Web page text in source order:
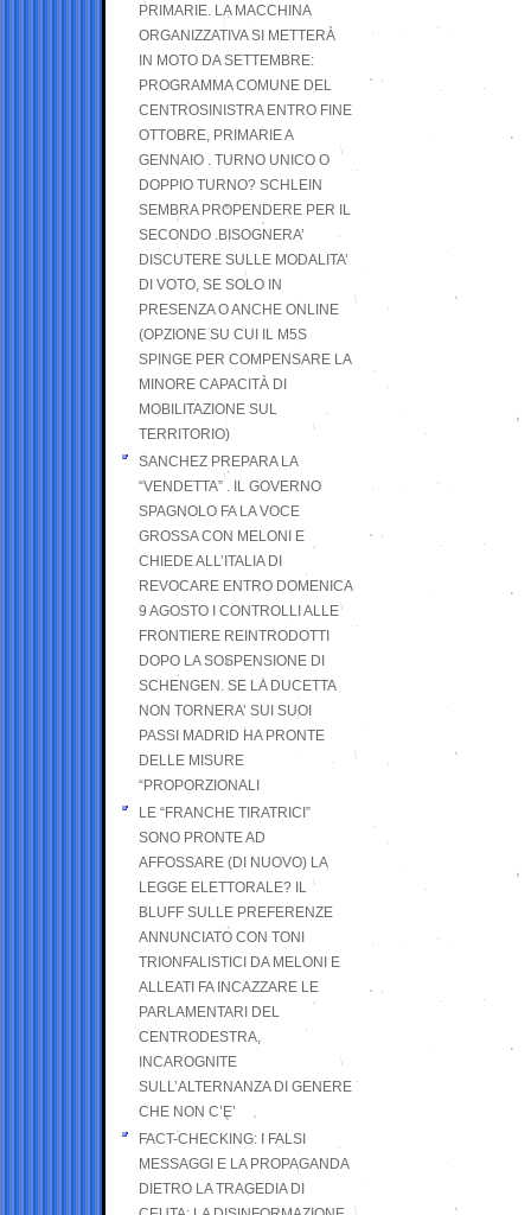
PRIMARIE. LA MACCHINA
ORGANIZZATIVA SI METTERÀ
IN MOTO DA SETTEMBRE:
PROGRAMMA COMUNE DEL
CENTROSINISTRA ENTRO FINE
OTTOBRE, PRIMARIE A
GENNAIO . TURNO UNICO O
DOPPIO TURNO? SCHLEIN
SEMBRA PROPENDERE PER IL
SECONDO .BISOGNERA’
DISCUTERE SULLE MODALITA’
DI VOTO, SE SOLO IN
PRESENZA O ANCHE ONLINE
(OPZIONE SU CUI IL M5S
SPINGE PER COMPENSARE LA
MINORE CAPACITÀ DI
MOBILITAZIONE SUL
TERRITORIO)
SANCHEZ PREPARA LA
“VENDETTA” . IL GOVERNO
SPAGNOLO FA LA VOCE
GROSSA CON MELONI E
CHIEDE ALL’ITALIA DI
REVOCARE ENTRO DOMENICA
9 AGOSTO I CONTROLLI ALLE
FRONTIERE REINTRODOTTI
DOPO LA SOSPENSIONE DI
SCHENGEN. SE LA DUCETTA
NON TORNERA’ SUI SUOI
PASSI MADRID HA PRONTE
DELLE MISURE
“PROPORZIONALI
LE “FRANCHE TIRATRICI”
SONO PRONTE AD
AFFOSSARE (DI NUOVO) LA
LEGGE ELETTORALE? IL
BLUFF SULLE PREFERENZE
ANNUNCIATO CON TONI
TRIONFALISTICI DA MELONI E
ALLEATI FA INCAZZARE LE
PARLAMENTARI DEL
CENTRODESTRA,
INCAROGNITE
SULL’ALTERNANZA DI GENERE
CHE NON C’E’
FACT-CHECKING: I FALSI
MESSAGGI E LA PROPAGANDA
DIETRO LA TRAGEDIA DI